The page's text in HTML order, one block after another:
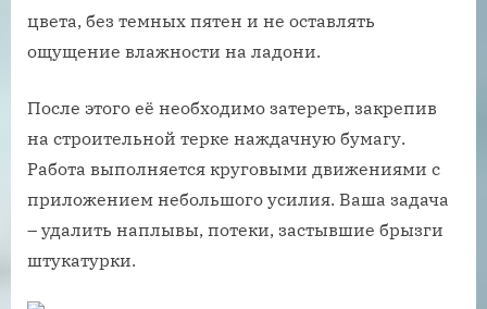
цвета, без темных пятен и не оставлять
ощущение влажности на ладони.
После этого её необходимо затереть, закрепив
на строительной терке наждачную бумагу.
Работа выполняется круговыми движениями с
приложением небольшого усилия. Ваша задача
– удалить наплывы, потеки, застывшие брызги
штукатурки.